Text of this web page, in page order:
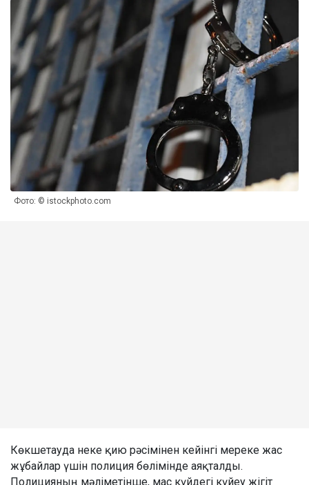
Фото: © istockphoto.com
Көкшетауда неке қию рәсімінен кейінгі мереке жас
жұбайлар үшін полиция бөлімінде аяқталды.
Полицияның мәліметінше, мас күйдегі күйеу жігіт